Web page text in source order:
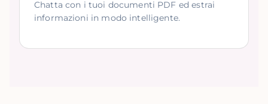
Chatta con i tuoi documenti PDF ed estrai
informazioni in modo intelligente.